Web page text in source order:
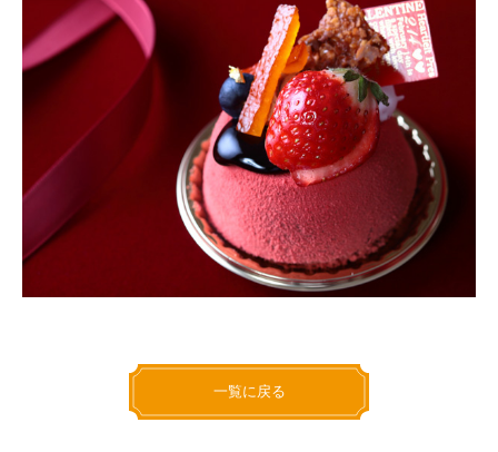
一覧に戻る